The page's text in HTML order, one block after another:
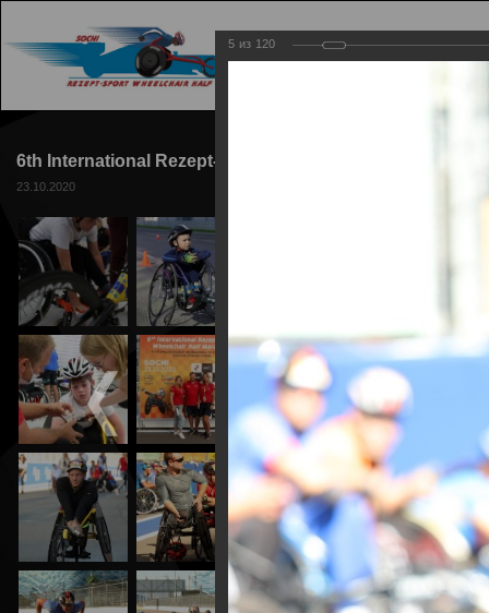
6th International Rezept-Sport Wheelchair Half Marathon
23.10.2020
5 из 120